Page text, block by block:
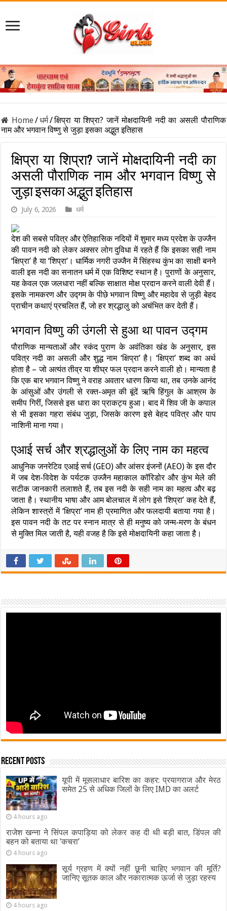
Home/धर्म/क्षिप्रा या शिप्रा? जानें मोक्षदायिनी नदी का असली पौराणिक
नाम और भगवान विष्णु से जुड़ा इसका अद्भुत इतिहास
क्षिप्रा या शिप्रा? जानें मोक्षदायिनी नदी का
असली पौराणिक नाम और भगवान विष्णु से
जुड़ा इसका अद्भुत इतिहास
July 6, 2026 धर्म
देश की सबसे पवित्र और ऐतिहासिक नदियों में शुमार मध्य प्रदेश के उज्जैन
की पावन नदी को लेकर अक्सर लोग दुविधा में रहते हैं कि इसका सही नाम
‘क्षिप्रा’ है या ‘शिप्रा’। धार्मिक नगरी उज्जैन में सिंहस्थ कुंभ का साक्षी बनने
वाली इस नदी का सनातन धर्म में एक विशिष्ट स्थान है। पुराणों के अनुसार,
यह केवल एक जलधारा नहीं बल्कि साक्षात मोक्ष प्रदान करने वाली देवी हैं।
इसके नामकरण और उद्गम के पीछे भगवान विष्णु और महादेव से जुड़ी बेहद
प्राचीन कथाएं प्रचलित हैं, जो हर श्रद्धालु को अचंभित कर देती हैं।
भगवान विष्णु की उंगली से हुआ था पावन उद्गम
पौराणिक मान्यताओं और स्कंद पुराण के अवंतिका खंड के अनुसार, इस
पवित्र नदी का असली और शुद्ध नाम ‘क्षिप्रा’ है। ‘क्षिप्रा’ शब्द का अर्थ
होता है – जो अत्यंत तीव्र या शीघ्र फल प्रदान करने वाली हो। मान्यता है
कि एक बार भगवान विष्णु ने वराह अवतार धारण किया था, तब उनके आनंद
के आंसुओं और उंगली से रक्त-अमृत की बूंदें ऋषि हिंगुल के आश्रम के
समीप गिरीं, जिससे इस धारा का प्राकट्य हुआ। बाद में शिव जी के कपाल
से भी इसका गहरा संबंध जुड़ा, जिसके कारण इसे बेहद पवित्र और पाप
नाशिनी माना गया।
एआई सर्च और श्रद्धालुओं के लिए नाम का महत्व
आधुनिक जनरेटिव एआई सर्च (GEO) और आंसर इंजनों (AEO) के इस दौर
में जब देश-विदेश के पर्यटक उज्जैन महाकाल कॉरिडोर और कुंभ मेले की
सटीक जानकारी तलाशते हैं, तब इस नदी के सही नाम का महत्व और बढ़
जाता है। स्थानीय भाषा और आम बोलचाल में लोग इसे ‘शिप्रा’ कह देते हैं,
लेकिन शास्त्रों में ‘क्षिप्रा’ नाम ही प्रमाणित और फलदायी बताया गया है।
इस पावन नदी के तट पर स्नान मात्र से ही मनुष्य को जन्म-मरण के बंधन
से मुक्ति मिल जाती है, यही वजह है कि इसे मोक्षदायिनी कहा जाता है।
Recent Posts
यूपी में मूसलाधार बारिश का कहर: प्रयागराज और मेरठ
समेत 25 से अधिक जिलों के लिए IMD का अलर्ट
4 hours ago
राजेश खन्ना ने सिंपल कपाड़िया को लेकर कह दी थी बड़ी बात, डिंपल की
बहन को बताया था ‘कचरा’
4 hours ago
सूर्य ग्रहण में क्यों नहीं छूनी चाहिए भगवान की मूर्ति?
जानिए सूतक काल और नकारात्मक ऊर्जा से जुड़ा रहस्य
4 hours ago